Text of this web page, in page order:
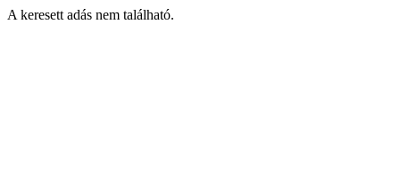
A keresett adás nem található.